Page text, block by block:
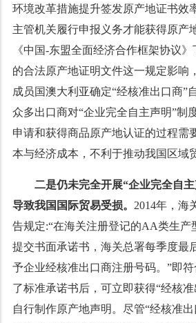
环境改革措施提升签发原产地证书效
主管机关履行申报义务才能获得原产
《中国-东盟全面经济合作框架协议
的合法原产地证明文件这一规定影响
成员国澳大利亚确定“经核准出口商”
众多出口商对“企业完全自主声明”制
申请和获得商品原产地认证的过程需
本与经济成本，不利于推动我国区域
二是仍未完全开展“企业完全自
导致我国国际贸易受损。 2014年，海
告规定:“在海关注册登记的AA类生产
提交书面承诺书，海关总署每季度最
予企业经核准出口商注册号码。”即
了标准承诺书后，可立即获得“经核
自行制作原产地声明。尽管“经核准